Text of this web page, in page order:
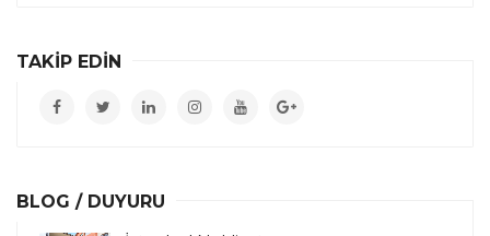
TAKİP EDİN
BLOG / DUYURU